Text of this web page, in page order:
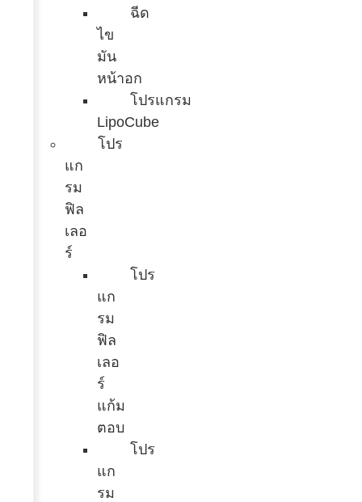
ฉีด
ไข
มัน
หน้าอก
โปรแกรม
LipoCube
โปร
แก
รม
ฟิล
เลอ
ร์
โปร
แก
รม
ฟิล
เลอ
ร์
แก้ม
ตอบ
โปร
แก
รม